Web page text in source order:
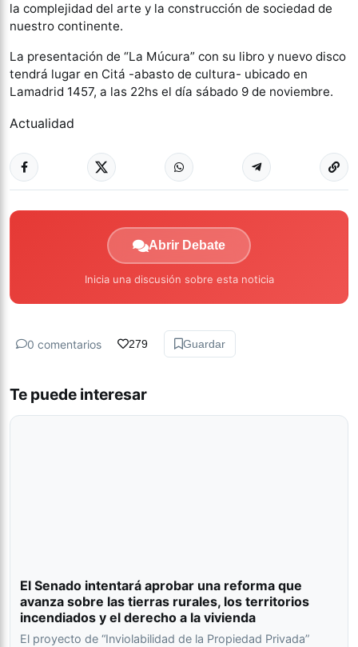
la complejidad del arte y la construcción de sociedad de
nuestro continente.
La presentación de “La Múcura” con su libro y nuevo disco
tendrá lugar en Citá -abasto de cultura- ubicado en
Lamadrid 1457, a las 22hs el día sábado 9 de noviembre.
Actualidad
Abrir Debate
Inicia una discusión sobre esta noticia
0 comentarios 279 Guardar
Te puede interesar
El Senado intentará aprobar una reforma que
avanza sobre las tierras rurales, los territorios
incendiados y el derecho a la vivienda
El proyecto de “Inviolabilidad de la Propiedad Privada”